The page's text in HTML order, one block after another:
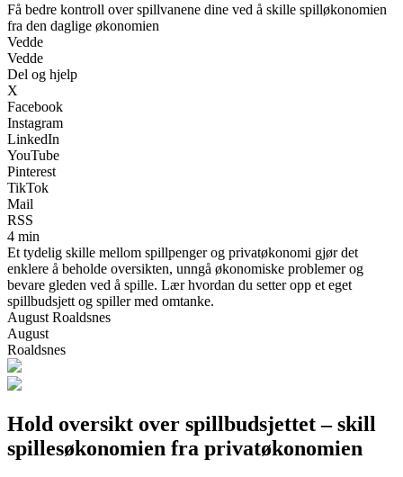
Få bedre kontroll over spillvanene dine ved å skille spilløkonomien
fra den daglige økonomien
Vedde
Vedde
Del og hjelp
X
Facebook
Instagram
LinkedIn
YouTube
Pinterest
TikTok
Mail
RSS
4 min
Et tydelig skille mellom spillpenger og privatøkonomi gjør det
enklere å beholde oversikten, unngå økonomiske problemer og
bevare gleden ved å spille. Lær hvordan du setter opp et eget
spillbudsjett og spiller med omtanke.
August Roaldsnes
August
Roaldsnes
Hold oversikt over spillbudsjettet – skill
spillesøkonomien fra privatøkonomien